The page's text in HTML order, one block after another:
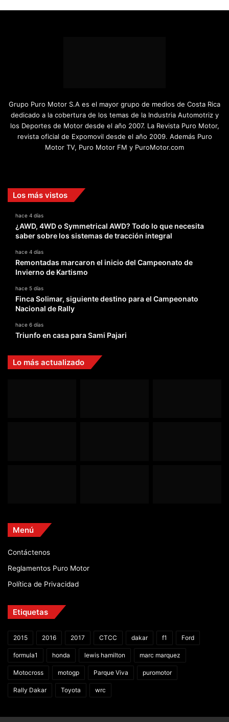
Grupo Puro Motor S.A es el mayor grupo de medios de Costa Rica
dedicado a la cobertura de los temas de la Industria Automotriz y
los Deportes de Motor desde el año 2007. La Revista Puro Motor,
revista oficial de Expomovil desde el año 2009. Además Puro
Motor TV, Puro Motor FM y PuroMotor.com
Los más vistos
hace 4 días
¿AWD, 4WD o Symmetrical AWD? Todo lo que necesita
saber sobre los sistemas de tracción integral
hace 4 días
Remontadas marcaron el inicio del Campeonato de
Invierno de Kartismo
hace 5 días
Finca Solimar, siguiente destino para el Campeonato
Nacional de Rally
hace 6 días
Triunfo en casa para Sami Pajari
Lo más actualizado
Menú
Contáctenos
Reglamentos Puro Motor
Política de Privacidad
Etiquetas
2015 2016 2017 CTCC dakar f1 Ford
formula1 honda lewis hamilton marc marquez
Motocross motogp Parque Viva puromotor
Rally Dakar Toyota wrc